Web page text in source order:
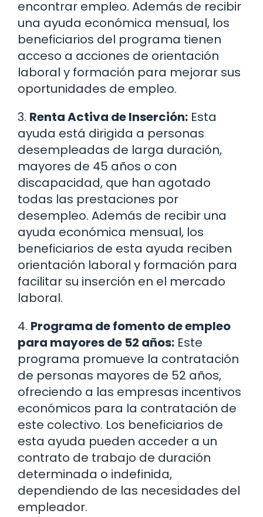
encontrar empleo. Además de recibir
una ayuda económica mensual, los
beneficiarios del programa tienen
acceso a acciones de orientación
laboral y formación para mejorar sus
oportunidades de empleo.
3. Renta Activa de Inserción: Esta
ayuda está dirigida a personas
desempleadas de larga duración,
mayores de 45 años o con
discapacidad, que han agotado
todas las prestaciones por
desempleo. Además de recibir una
ayuda económica mensual, los
beneficiarios de esta ayuda reciben
orientación laboral y formación para
facilitar su inserción en el mercado
laboral.
4. Programa de fomento de empleo
para mayores de 52 años: Este
programa promueve la contratación
de personas mayores de 52 años,
ofreciendo a las empresas incentivos
económicos para la contratación de
este colectivo. Los beneficiarios de
esta ayuda pueden acceder a un
contrato de trabajo de duración
determinada o indefinida,
dependiendo de las necesidades del
empleador.